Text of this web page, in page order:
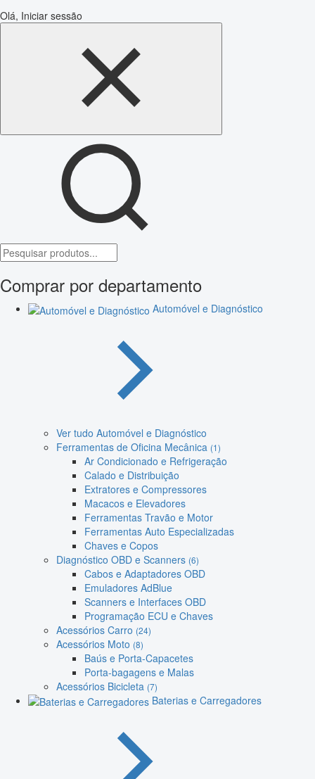
Olá, Iniciar sessão
Comprar por departamento
Automóvel e Diagnóstico
Ver tudo Automóvel e Diagnóstico
Ferramentas de Oficina Mecânica (1)
Ar Condicionado e Refrigeração
Calado e Distribuição
Extratores e Compressores
Macacos e Elevadores
Ferramentas Travão e Motor
Ferramentas Auto Especializadas
Chaves e Copos
Diagnóstico OBD e Scanners (6)
Cabos e Adaptadores OBD
Emuladores AdBlue
Scanners e Interfaces OBD
Programação ECU e Chaves
Acessórios Carro (24)
Acessórios Moto (8)
Baús e Porta-Capacetes
Porta-bagagens e Malas
Acessórios Bicicleta (7)
Baterias e Carregadores